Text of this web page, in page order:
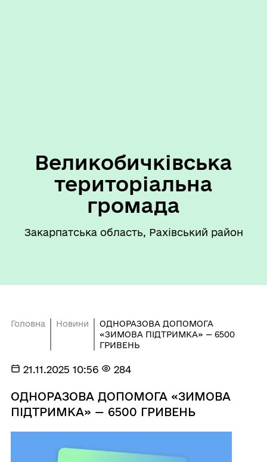
Великобичківська
територіальна
громада
Закарпатська область, Рахівський район
Головна Новини
ОДНОРАЗОВА ДОПОМОГА
«ЗИМОВА ПІДТРИМКА» — 6500
ГРИВЕНЬ
21.11.2025 10:56 284
ОДНОРАЗОВА ДОПОМОГА «ЗИМОВА
ПІДТРИМКА» — 6500 ГРИВЕНЬ